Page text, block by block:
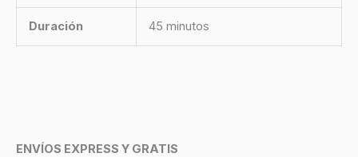
Duración 45 minutos
ENVÍOS EXPRESS Y GRATIS